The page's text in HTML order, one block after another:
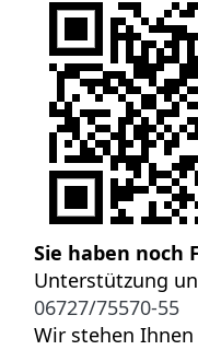
Sie haben noch
Unterstützung
06727/75570-55
Wir stehen